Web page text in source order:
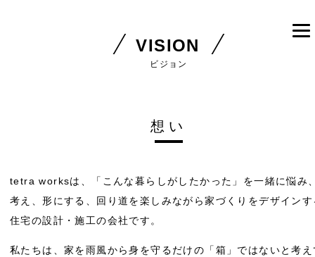
VISION
ビジョン
想い
tetra worksは、「こんな暮らしがしたかった」を一緒に悩み
考え、形にする、回り道を楽しみながら家づくりをデザインす
住宅の設計・施工の会社です。
私たちは、家を雨風から身を守るだけの「箱」ではないと考え